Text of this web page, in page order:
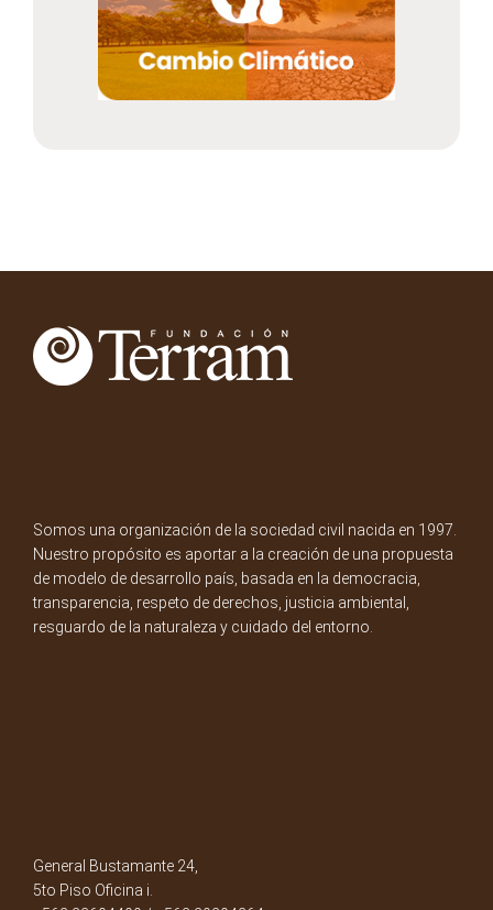
Somos una organización de la sociedad civil nacida en 1997.
Nuestro propósito es aportar a la creación de una propuesta
de modelo de desarrollo país, basada en la democracia,
transparencia, respeto de derechos, justicia ambiental,
resguardo de la naturaleza y cuidado del entorno.
General Bustamante 24,
5to Piso Oficina i.